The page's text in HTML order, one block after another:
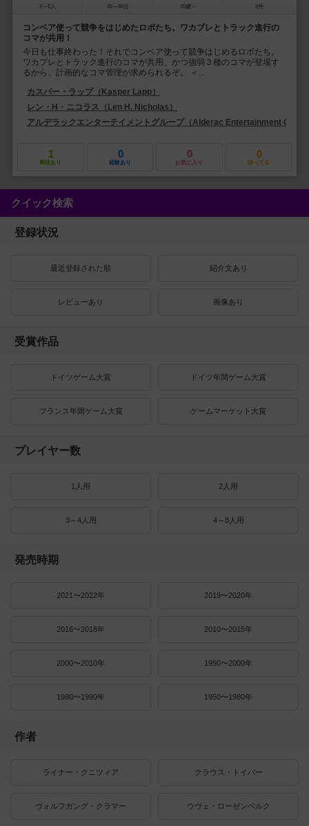
2～5人 45～60分 10歳～ 2件
コンベア使って競争をはじめたロボたち。ワカプレとトラック進行の
コマが共用！
今日も仕事終わった！それでコンベア使って競争はじめるロボたち。
ワカプレとトラック進行のコマが共用、かつ強弱３種のコマが登場す
るから、計画的なコマ管理が求められるぞ。 ＜...
カスパー・ラップ（Kasper Lapp）
レン・H・ニコラス（Len H. Nicholas）
アルデラックエンターテイメントグループ（Alderac Entertainment Group
1
興味あり
0
経験あり
0
お気に入り
0
持ってる
クイック検索
登録状況
最近登録された順 紹介文あり
レビューあり 画像あり
受賞作品
ドイツゲーム大賞 ドイツ年間ゲーム大賞
フランス年間ゲーム大賞 ゲームマーケット大賞
プレイヤー数
1人用 2人用
3～4人用 4～8人用
発売時期
2021〜2022年 2019〜2020年
2016〜2018年 2010〜2015年
2000〜2010年 1990〜2000年
1980〜1990年 1950〜1980年
作者
ライナー・クニツィア クラウス・トイバー
ヴォルフガング・クラマー ウヴェ・ローゼンベルク